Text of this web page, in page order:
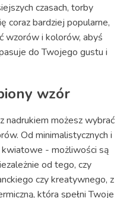
czasach, torby
coraz bardziej popularne,
wzorów i kolorów, abyś
do Twojego gustu i
wzór
nadrukiem możesz wybrać
Od minimalistycznych i
- możliwości są
od tego, czy
czy kreatywnego, z
która spełni Twoje